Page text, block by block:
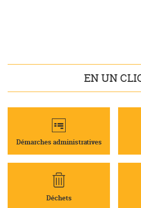
EN UN
Démarches administratives
Déchets